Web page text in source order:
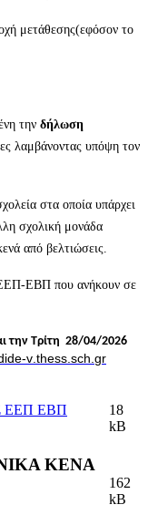
μετάθεσης(εφόσον το
την δήλωση
λαμβάνοντας υπόψη τον
στα οποία υπάρχει
σχολική μονάδα
από βελτιώσεις.
ΕΕΠ-ΕΒΠ που ανήκουν σε
την Τρίτη 28/04/2026
-v thess sch gr
ΕΕΠ ΕΒΠ
18
kB
ΚΕΝΑ
162
kB